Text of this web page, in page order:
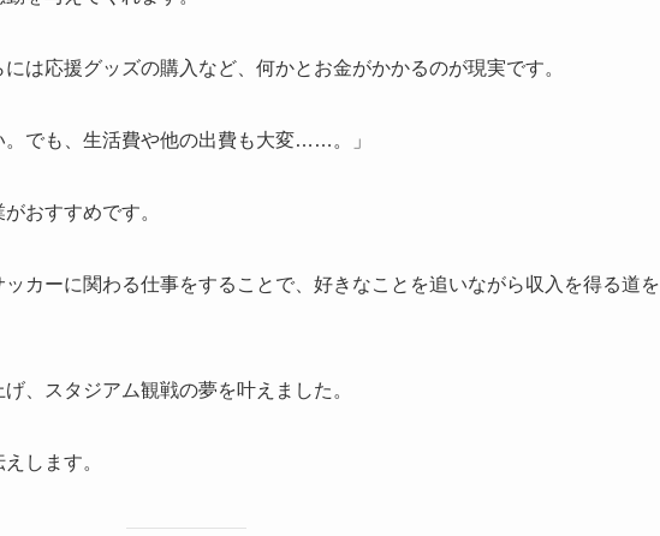
は応援グッズの購入など、何かとお金がかかるのが現実です。
。でも、生活費や他の出費も大変……。」
おすすめです。
カーに関わる仕事をすることで、好きなことを追いながら収入を得る道を
、スタジアム観戦の夢を叶えました。
します。